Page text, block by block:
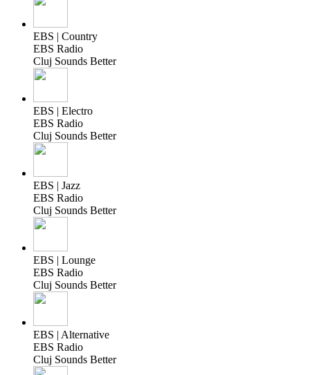
EBS | Country
EBS Radio
Cluj Sounds Better
EBS | Electro
EBS Radio
Cluj Sounds Better
EBS | Jazz
EBS Radio
Cluj Sounds Better
EBS | Lounge
EBS Radio
Cluj Sounds Better
EBS | Alternative
EBS Radio
Cluj Sounds Better